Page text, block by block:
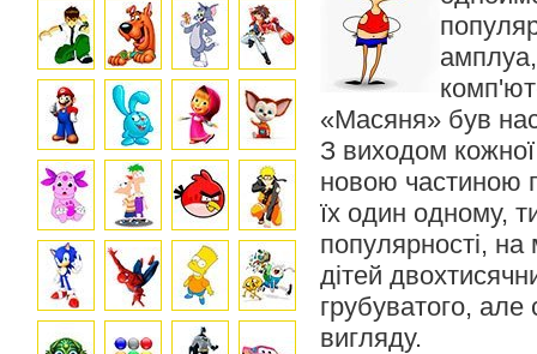
амплуа,
«Масяня» був
З виходом кожної
новою частиною
їх один одному,
популярності,
дітей
грубуватого,
вигляду.